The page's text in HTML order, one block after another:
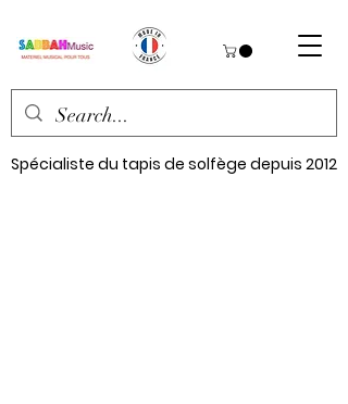
Spécialiste du tapis de solfège depuis 2012